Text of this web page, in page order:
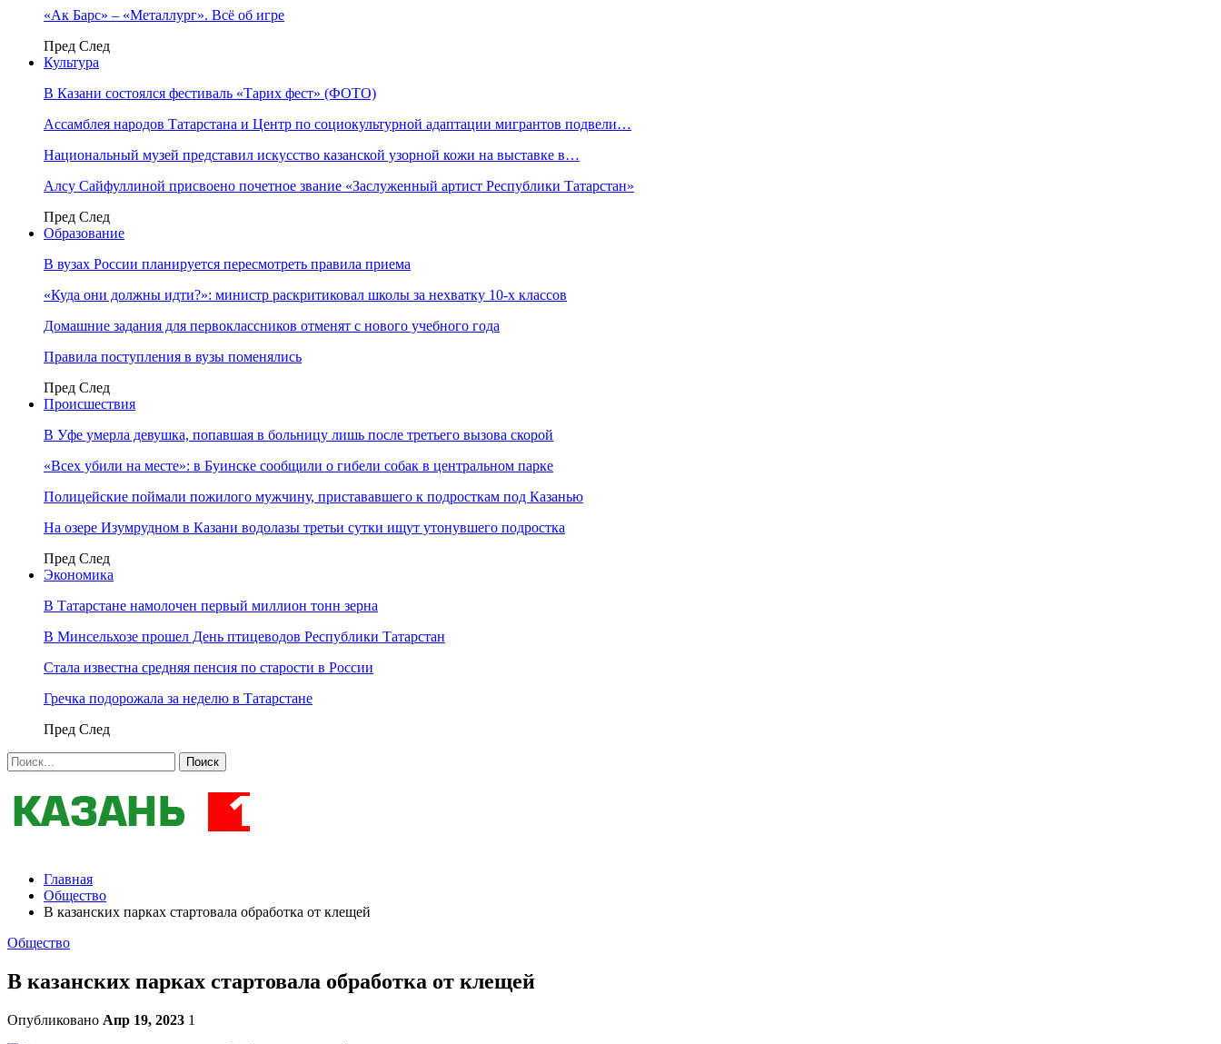
«Ак Барс» – «Металлург». Всё об игре
Пред След
Культура
В Казани состоялся фестиваль «Тарих фест» (ФОТО)
Ассамблея народов Татарстана и Центр по социокультурной адаптации мигрантов подвели…
Национальный музей представил искусство казанской узорной кожи на выставке в…
Алсу Сайфуллиной присвоено почетное звание «Заслуженный артист Республики Татарстан»
Пред След
Образование
В вузах России планируется пересмотреть правила приема
«Куда они должны идти?»: министр раскритиковал школы за нехватку 10-х классов
Домашние задания для первоклассников отменят с нового учебного года
Правила поступления в вузы поменялись
Пред След
Происшествия
В Уфе умерла девушка, попавшая в больницу лишь после третьего вызова скорой
«Всех убили на месте»: в Буинске сообщили о гибели собак в центральном парке
Полицейские поймали пожилого мужчину, пристававшего к подросткам под Казанью
На озере Изумрудном в Казани водолазы третьи сутки ищут утонувшего подростка
Пред След
Экономика
В Татарстане намолочен первый миллион тонн зерна
В Минсельхозе прошел День птицеводов Республики Татарстан
Стала известна средняя пенсия по старости в России
Гречка подорожала за неделю в Татарстане
Пред След
Главная
Общество
В казанских парках стартовала обработка от клещей
Общество
В казанских парках стартовала обработка от клещей
Опубликовано Апр 19, 2023 1